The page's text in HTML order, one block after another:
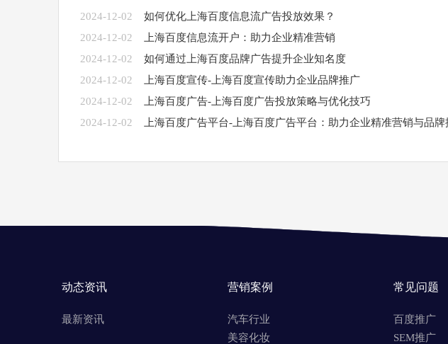
2024-12-02
如何优化上海百度信息流广告投放效果？
2024-12-02
上海百度信息流开户：助力企业精准营销
2024-12-02
如何通过上海百度品牌广告提升企业知名度
2024-12-02
上海百度宣传-上海百度宣传助力企业品牌推广
2024-12-02
上海百度广告-上海百度广告投放策略与优化技巧
2024-12-02
上海百度广告平台-上海百度广告平台：助力企业精准营销与品牌
动态资讯
最新资讯
营销案例
汽车行业
美容化妆
常见问题
百度推广
SEM推广